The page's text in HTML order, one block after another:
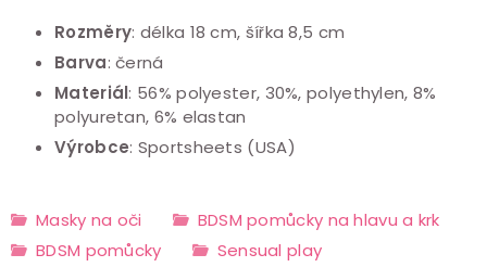
Rozměry: délka 18 cm, šířka 8,5 cm
Barva: černá
Materiál: 56% polyester, 30%, polyethylen, 8%
polyuretan, 6% elastan
Výrobce: Sportsheets (USA)
Masky na oči
BDSM pomůcky na hlavu a krk
BDSM pomůcky
Sensual play